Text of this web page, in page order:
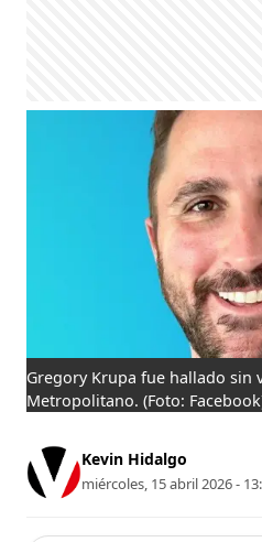
Gregory Krupa fue hallado sin
Metropolitano. (Foto:
Kevin Hidalgo
miércoles, 15 abril 2026 -